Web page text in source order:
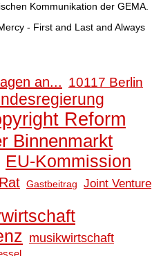
Kommunikation der GEMA.
- First and Last and Always
an... 10117 Berlin
Reform
Binnenmarkt
EU-Kommission
Gastbeitrag Joint Venture
musikwirtschaft